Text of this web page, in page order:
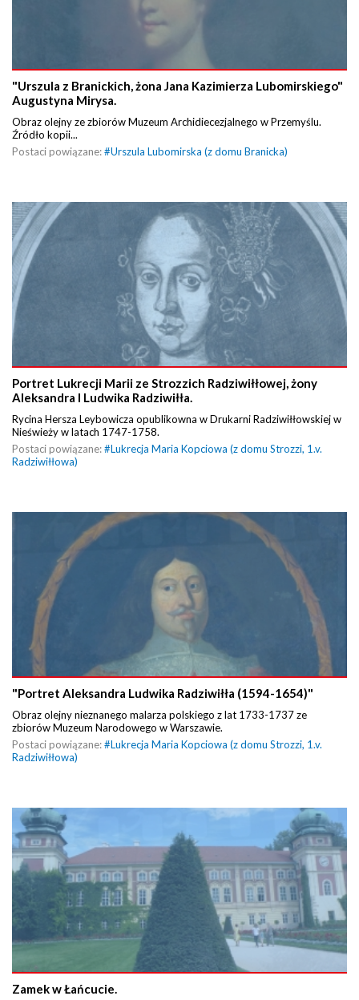
"Urszula z Branickich, żona Jana Kazimierza Lubomirskiego"
Augustyna Mirysa.
Obraz olejny ze zbiorów Muzeum Archidiecezjalnego w Przemyślu.
Źródło kopii...
Postaci powiązane:#Urszula Lubomirska (z domu Branicka)
Portret Lukrecji Marii ze Strozzich Radziwiłłowej, żony
Aleksandra I Ludwika Radziwiłła.
Rycina Hersza Leybowicza opublikowna w Drukarni Radziwiłłowskiej w
Nieświeży w latach 1747-1758.
Postaci powiązane:#Lukrecja Maria Kopciowa (z domu Strozzi, 1.v.
Radziwiłłowa)
"Portret Aleksandra Ludwika Radziwiłła (1594-1654)"
Obraz olejny nieznanego malarza polskiego z lat 1733-1737 ze
zbiorów Muzeum Narodowego w Warszawie.
Postaci powiązane:#Lukrecja Maria Kopciowa (z domu Strozzi, 1.v.
Radziwiłłowa)
Zamek w Łańcucie.